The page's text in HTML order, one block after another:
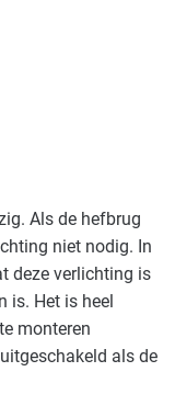
Als de hefbrug
niet nodig. In
deze verlichting is
is. Het is heel
monteren
als de